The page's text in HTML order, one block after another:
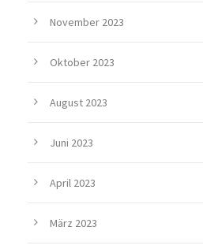
November 2023
Oktober 2023
August 2023
Juni 2023
April 2023
März 2023